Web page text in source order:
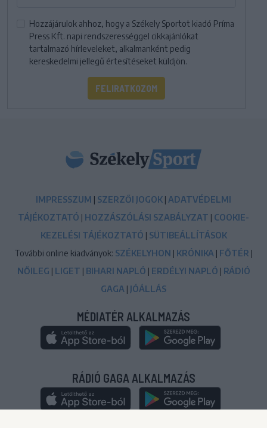
Hozzájárulok ahhoz, hogy a Székely Sportot kiadó Príma
Press Kft. napi rendszerességgel cikkajánlókat
tartalmazó hírleveleket, alkalmanként pedig
kereskedelmi jellegű értesítéseket küldjön.
FELIRATKOZOM
IMPRESSZUM | SZERZŐI JOGOK | ADATVÉDELMI
TÁJÉKOZTATÓ | HOZZÁSZÓLÁSI SZABÁLYZAT | COOKIE-
KEZELÉSI TÁJÉKOZTATÓ | SÜTIBEÁLLÍTÁSOK
További online kiadványok: SZÉKELYHON | KRÓNIKA | FŐTÉR |
NŐILEG | LIGET | BIHARI NAPLÓ | ERDÉLYI NAPLÓ | RÁDIÓ
GAGA | JÓÁLLÁS
MÉDIATÉR ALKALMAZÁS
RÁDIÓ GAGA ALKALMAZÁS